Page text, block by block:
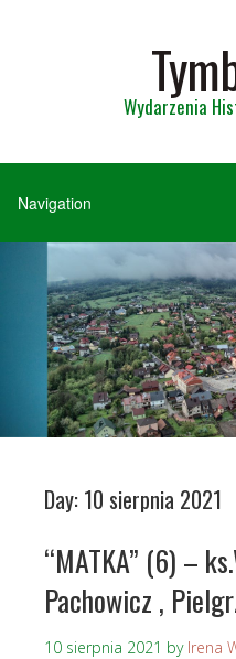
Wydarzenia
Day: 10 sierpnia 2021
“MATKA” (6) –
Pachowicz ,
10 sierpnia 2021 by Irena